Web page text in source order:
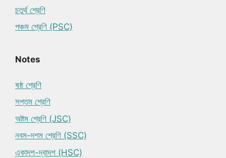
চতুর্থ শ্রেণি
পঞ্চম শ্রেণি (PSC)
Notes
ষষ্ঠ শ্রেণি
সপ্তম শ্রেণি
অষ্টম শ্রেণি (JSC)
নবম-দশম শ্রেণি (SSC)
একাদশ-দ্বাদশ (HSC)